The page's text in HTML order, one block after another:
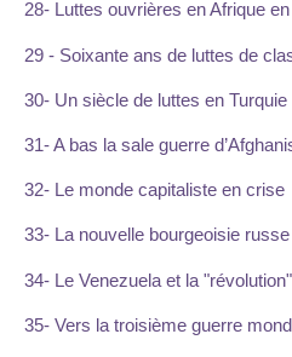
28- Luttes ouvrières en Afrique
29 - Soixante ans de luttes de
30- Un siècle de luttes en Turquie
31- A bas la sale guerre
32- Le monde capitaliste en crise
33- La nouvelle bourgeoisie russe
34- Le Venezuela et la
35- Vers la troisième guerre